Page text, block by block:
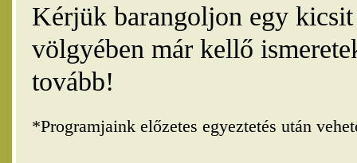
Kérjük barangoljon egy
völgyében már kellő
tovább!
*Programjaink előzetes egyeztetés után